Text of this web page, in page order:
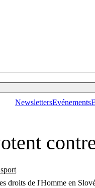
NewslettersEvénements
droits de l'Homme en